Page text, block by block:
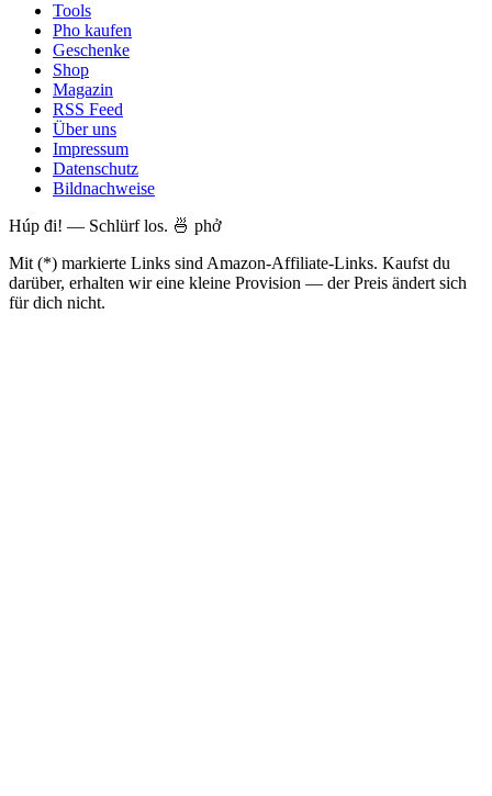
Tools
Pho kaufen
Geschenke
Shop
Magazin
RSS Feed
Über uns
Impressum
Datenschutz
Bildnachweise
Húp đi! — Schlürf los. 🍜 phở
Mit (*) markierte Links sind Amazon-Affiliate-Links. Kaufst du
darüber, erhalten wir eine kleine Provision — der Preis ändert sich
für dich nicht.